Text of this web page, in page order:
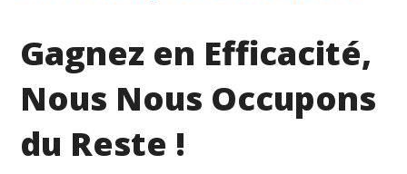
Gagnez en Efficacité,
Nous Nous Occupons
du Reste !